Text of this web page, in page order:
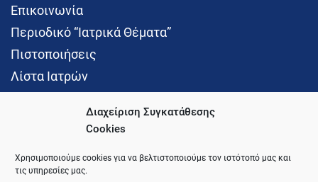
Διαχείριση Συγκατάθεσης
Cookies
Χρησιμοποιούμε cookies για να βελτιστοποιούμε τον ιστότοπό μας και
τις υπηρεσίες μας.
Επικοινωνία
Περιοδικό “Ιατρικά Θέματα”
Πιστοποιήσεις
Λίστα Ιατρών
Social Media